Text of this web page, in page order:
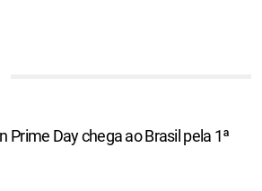
Prime Day chega ao Brasil pela 1ª